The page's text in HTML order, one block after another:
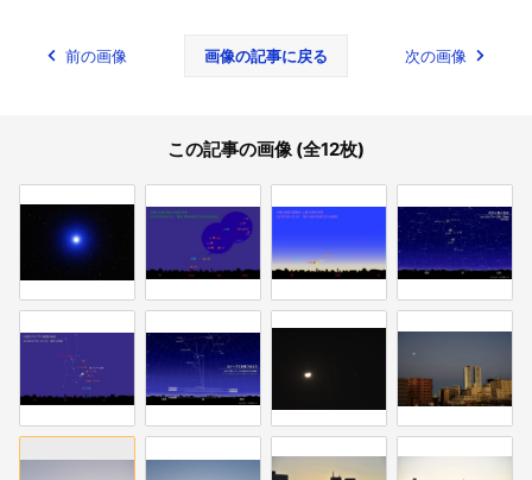
前の画像 画像の記事に戻る 次の画像
この記事の画像 (全12枚)